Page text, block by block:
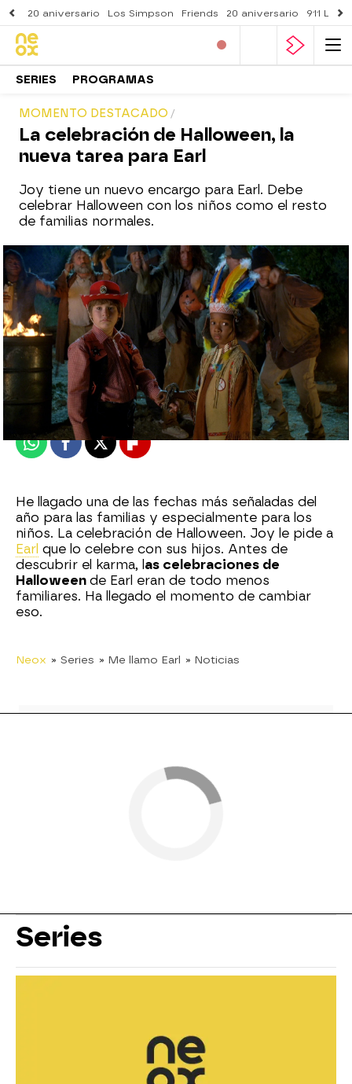
20 aniversario Los Simpson Friends 20 aniversario 911
SERIES PROGRAMAS
MOMENTO DESTACADO
La celebración de Halloween, la
nueva tarea para Earl
Joy tiene un nuevo encargo para Earl. Debe
celebrar Halloween con los niños como el resto
de familias normales.
neox
Madrid
Publicado: 03 de marzo de 2021, 22:31
WhatsappFacebook
X Flipboard
He llagado una de las fechas más señaladas del
año para las familias y especialmente para los
niños. La celebración de Halloween. Joy le pide a
Earl que lo celebre con sus hijos. Antes de
descubrir el karma, l as celebraciones de
Halloween de Earl eran de todo menos
familiares. Ha llegado el momento de cambiar
eso.
Neox » Series » Me llamo Earl » Noticias
Series